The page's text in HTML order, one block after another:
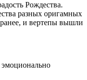
Рождества.
разных оригамных
и вертепы вышли